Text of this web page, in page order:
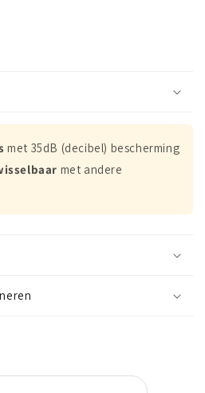
met 35dB (decibel) bescherming
met andere